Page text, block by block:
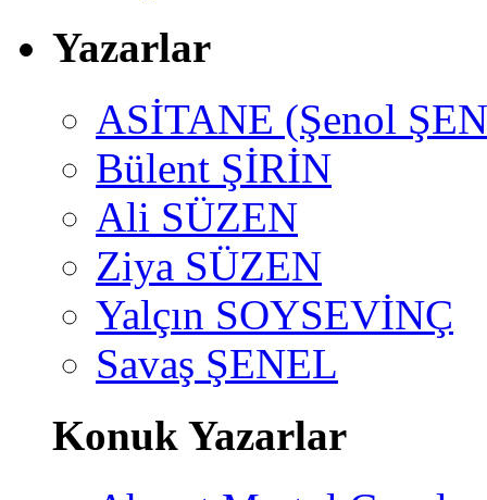
Yazarlar
ASİTANE (Şenol
Bülent ŞİRİN
Ali SÜZEN
Ziya SÜZEN
Yalçın SOYSEVİNÇ
Savaş ŞENEL
Konuk Yazarlar